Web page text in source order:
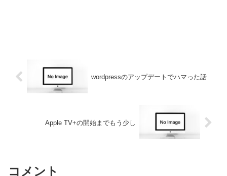
wordpressのアップデートでハマった話
Apple TV+の開始までもう少し
コメント